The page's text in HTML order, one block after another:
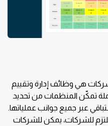
هي وظائف إدارة وتقييم
تمكّن المنظمات من تحديد
عبر جميع جوانب عملياتها.
للشركات، يمكن للشركات